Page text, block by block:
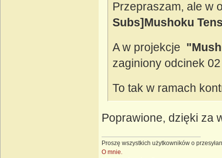
Przepraszam, ale w
Subs]Mushoku
A w projekcje
zaginiony odcinek
To tak w ramach
Poprawione, dzięki za
Proszę wszystkich użytkowników o
O mnie.